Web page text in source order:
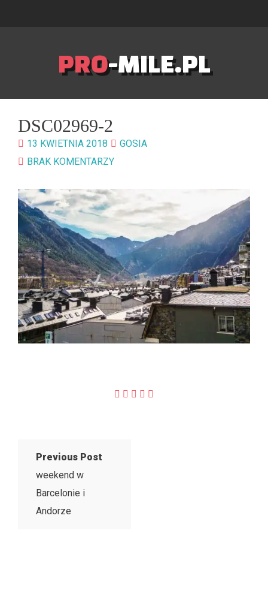
PRO-MILE.PL
DSC02969-2
13 KWIETNIA 2018
GOSIA
BRAK KOMENTARZY
Previous Post
weekend w
Barcelonie i
Andorze